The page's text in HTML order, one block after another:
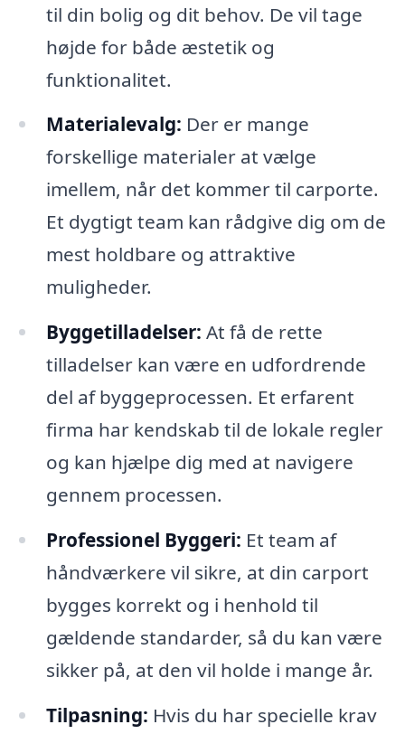
til din bolig og dit behov. De vil tage
højde for både æstetik og
funktionalitet.
Materialevalg: Der er mange
forskellige materialer at vælge
imellem, når det kommer til carporte.
Et dygtigt team kan rådgive dig om de
mest holdbare og attraktive
muligheder.
Byggetilladelser: At få de rette
tilladelser kan være en udfordrende
del af byggeprocessen. Et erfarent
firma har kendskab til de lokale regler
og kan hjælpe dig med at navigere
gennem processen.
Professionel Byggeri: Et team af
håndværkere vil sikre, at din carport
bygges korrekt og i henhold til
gældende standarder, så du kan være
sikker på, at den vil holde i mange år.
Tilpasning: Hvis du har specielle krav